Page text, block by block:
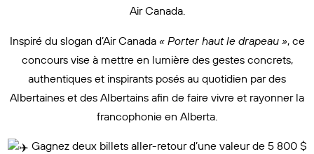
Air Canada.
Inspiré du slogan d’Air Canada « Porter haut le drapeau », ce
concours vise à mettre en lumière des gestes concrets,
authentiques et inspirants posés au quotidien par des
Albertaines et des Albertains afin de faire vivre et rayonner la
francophonie en Alberta.
Gagnez deux billets aller-retour d’une valeur de 5 800 $